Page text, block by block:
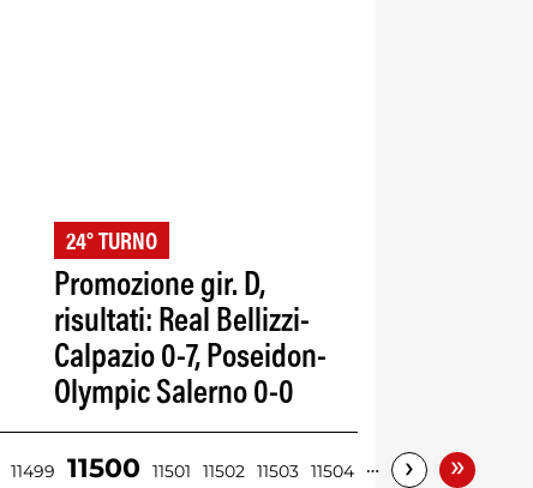
24° TURNO
Promozione gir. D,
risultati: Real Bellizzi-
Calpazio 0-7, Poseidon-
Olympic Salerno 0-0
11499 11500 11501 11502 11503 11504 … › »